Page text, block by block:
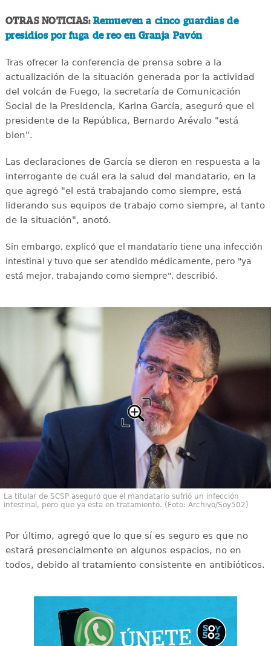
OTRAS NOTICIAS: Remueven a cinco guardias de
presidios por fuga de reo en Granja Pavón
Tras ofrecer la conferencia de prensa sobre a la
actualización de la situación generada por la actividad
del volcán de Fuego, la secretaría de Comunicación
Social de la Presidencia, Karina García, aseguró que el
presidente de la República, Bernardo Arévalo "está
bien".
Las declaraciones de García se dieron en respuesta a la
interrogante de cuál era la salud del mandatario, en la
que agregó "el está trabajando como siempre, está
liderando sus equipos de trabajo como siempre, al tanto
de la situación", anotó.
Sin embargo, explicó que el mandatario tiene una infección
intestinal y tuvo que ser atendido médicamente, pero "ya
está mejor, trabajando como siempre", describió.
La titular de SCSP aseguró que el mandatario sufrió un infección
intestinal, pero que ya esta en tratamiento. (Foto: Archivo/Soy502)
Por último, agregó que lo que sí es seguro es que no
estará presencialmente en algunos espacios, no en
todos, debido al tratamiento consistente en antibióticos.